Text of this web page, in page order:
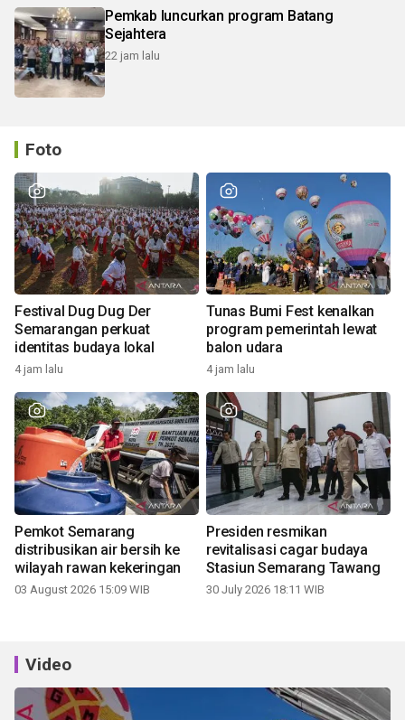
Pemkab luncurkan program Batang
Sejahtera
22 jam lalu
Foto
Festival Dug Dug Der
Semarangan perkuat
identitas budaya lokal
4 jam lalu
Tunas Bumi Fest kenalkan
program pemerintah lewat
balon udara
4 jam lalu
Pemkot Semarang
distribusikan air bersih ke
wilayah rawan kekeringan
03 August 2026 15:09 WIB
Presiden resmikan
revitalisasi cagar budaya
Stasiun Semarang Tawang
30 July 2026 18:11 WIB
Video